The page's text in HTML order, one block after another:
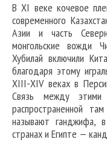
В XI веке кочевое
современного
Азии и часть
монгольские вожди
Хубилай включили
благодаря этому
XIII-XIV веках в
Связь между этими
распространенной
называют ганджифа,
странах и Египте —